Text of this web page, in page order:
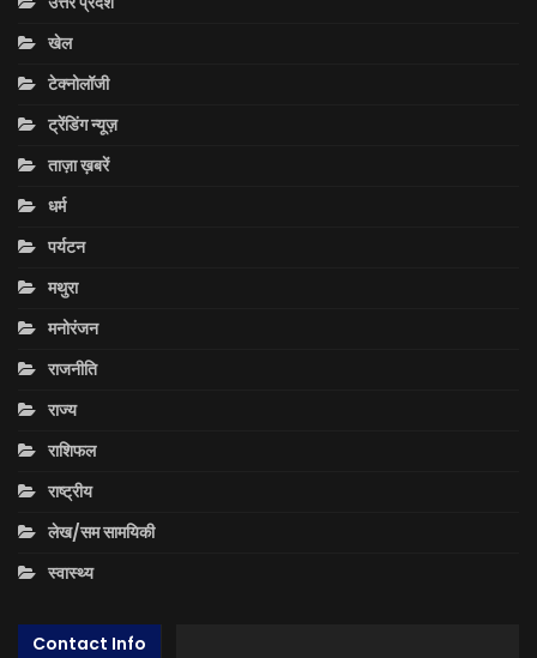
खेल
टेक्नोलॉजी
ट्रेंडिंग न्यूज़
ताज़ा ख़बरें
धर्म
पर्यटन
मथुरा
मनोरंजन
राजनीति
राज्य
राशिफल
राष्ट्रीय
लेख/सम सामयिकी
स्वास्थ्य
Contact Info